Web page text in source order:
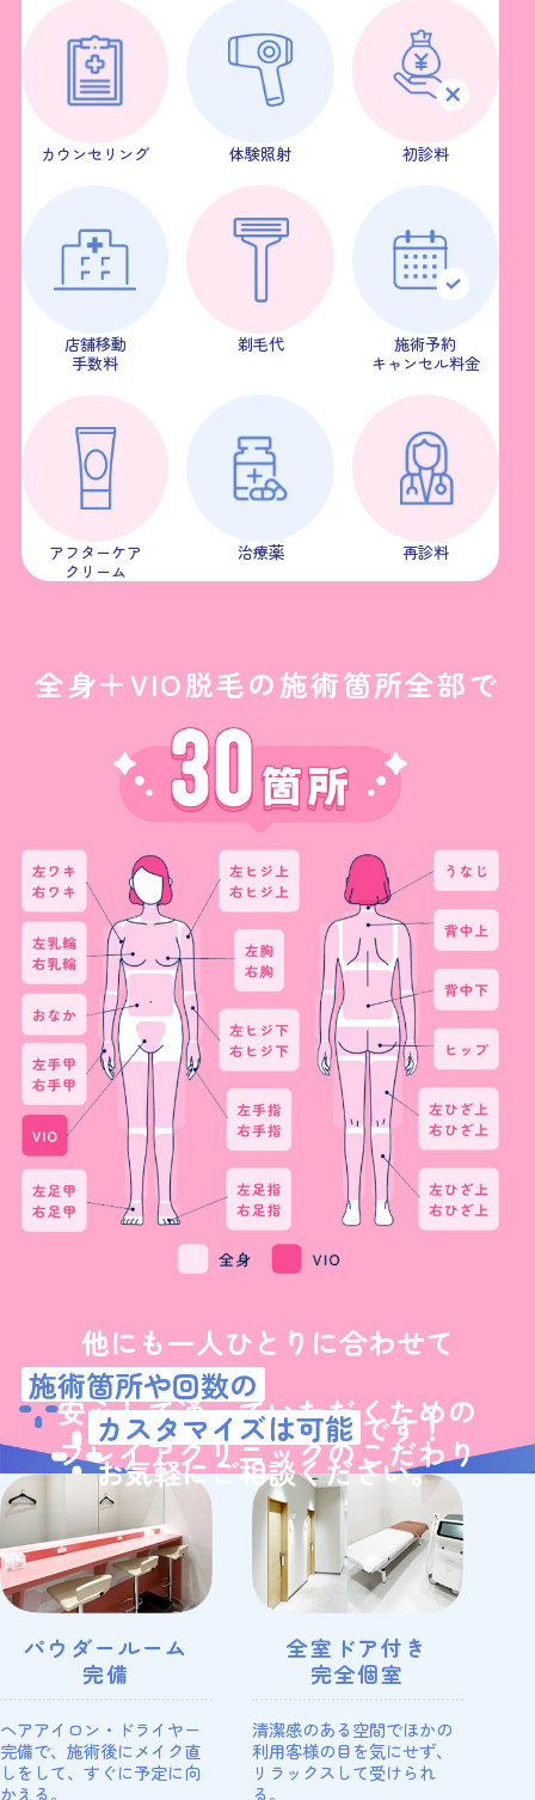
カウンセリング 体験照射 初診料
店舗移動
手数料
剃毛代
施術予約
キャンセル料金
アフターケア
クリーム
治療薬 再診料
全身＋VIO脱毛の施術箇所全部で
他にも一人ひとりに合わせて
施術箇所や回数の
カスタマイズは可能 です！
お気軽にご相談ください。
安心して通っていただくための
フレイアクリニックのこだわり
パウダールーム
完備
ヘアアイロン・ドライヤー
完備で、施術後にメイク直
しをして、すぐに予定に向
かえる。
全室ドア付き
完全個室
清潔感のある空間でほかの
利用客様の目を気にせず、
リラックスして受けられ
る。